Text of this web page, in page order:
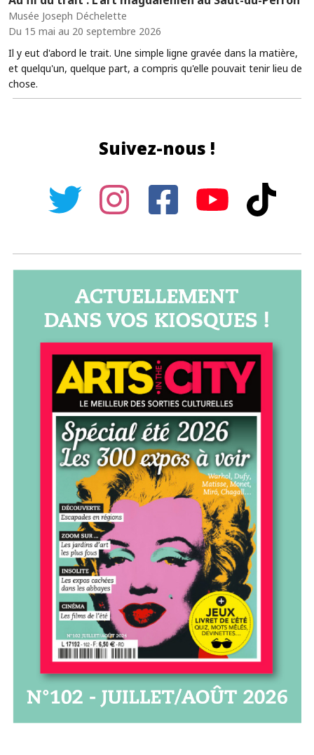
Musée Joseph Déchelette
Du 15 mai au 20 septembre 2026
Il y eut d'abord le trait. Une simple ligne gravée dans la matière,
et quelqu'un, quelque part, a compris qu'elle pouvait tenir lieu de
chose.
Suivez-nous !